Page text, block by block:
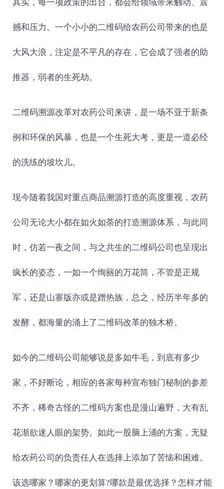
其实，每一项政策的出台，都会给领域带来触动、震
撼和压力。一个小小的二维码给农药公司带来的也是
大风大浪，注定是不平凡的存在，它会成了强者的助
推器，弱者的生死劫。
二维码溯源改革对农药公司来讲，是一场不亚于新条
例和环保的风暴，也是一个生死大考，更是一道必经
的洗练的坡坎儿。
现今随着我国对重点商品溯源打造的高度重视，农药
公司无论大小都在如火如荼的打造溯源体系，与此同
时，仿若一夜之间，与之共生的二维码公司也呈现出
疯长的姿态，一如一个绚丽的万花筒，不管是正规
军，还是山寨版亦或是蹭热族，总之，经历半年多的
发酵，都海量的涌上了二维码改革的独木桥。
如今的二维码公司能够说是多如牛毛，到底有多少
家，不好断论，相应的各家每种宣布独门秘制的参差
不齐，稀奇古怪的二维码方案也是漫山遍野，大有乱
花渐欲迷人眼的架势。如此一股脑上涌的方案，无疑
给农药公司的负责任人在选择上添加了苦恼和困难。
该选哪家？哪家的更划算?哪款是最优选择？怎样才能